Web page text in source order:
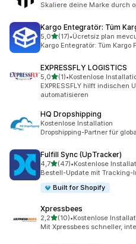
Skaliere deine Marke durch
Kargo Entegratör: Tüm
5,0von 5 Sternen
(17)
17 Rezensionen insgesamt
•Ücretsiz plan
Kargo Entegratör: Tüm Kargo
EXPRESSFLY LOGISTICS
5,0von 5 Sternen
(1)
1 Rezensionen insgesamt
•Kostenlose
EXPRESSFLY hilft indischen
automatisieren
HQ Dropshipping
Kostenlose Installation
Dropshipping-Partner für
Fulfill Sync (UpTracker)
4,7von 5 Sternen
(47)
47 Rezensionen insgesamt
•Kostenlose
Bestell-Update mit Tracking-
Built for Shopify
Xpressbees
2,2von 5 Sternen
(10)
10 Rezensionen insgesamt
•Kostenlose
Mit Xpressbees schneller,